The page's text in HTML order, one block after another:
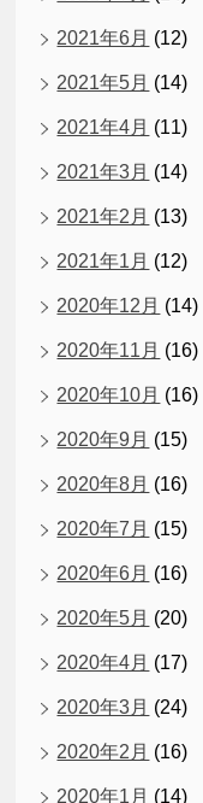
2021年6月 (12)
2021年5月 (14)
2021年4月 (11)
2021年3月 (14)
2021年2月 (13)
2021年1月 (12)
2020年12月 (14)
2020年11月 (16)
2020年10月 (16)
2020年9月 (15)
2020年8月 (16)
2020年7月 (15)
2020年6月 (16)
2020年5月 (20)
2020年4月 (17)
2020年3月 (24)
2020年2月 (16)
2020年1月 (14)